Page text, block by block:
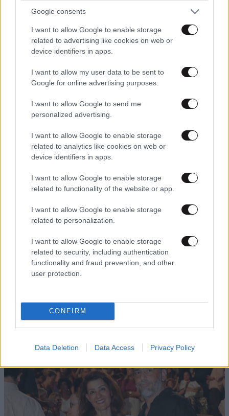
Google consents
I want to allow Google to enable storage
related to advertising like cookies on web or
device identifiers in apps.
I want to allow my user data to be sent to
Google for online advertising purposes.
I want to allow Google to send me
personalized advertising.
I want to allow Google to enable storage
related to analytics like cookies on web or
device identifiers in apps.
I want to allow Google to enable storage
related to functionality of the website or app.
I want to allow Google to enable storage
related to personalization.
I want to allow Google to enable storage
related to security, including authentication
functionality and fraud prevention, and other
user protection.
CONFIRM
Data Deletion Data Access Privacy Policy
ΣΧΌΛΙΑ ΑΝΑΓΝΩΣΤΏΝ
ΠΡΟΣΘΕΣΤΕ ΤΟ ΣΧΟΛΙΟ ΣΑΣ
Διαβάστε και ακολουθήστε τους κανόνες σχολιασμού
TRENDING